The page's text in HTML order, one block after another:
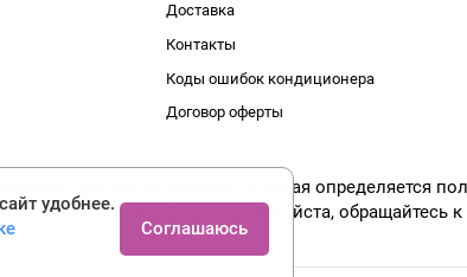
Доставка
Контакты
Коды ошибок кондиционера
Договор оферты
публичной офертой, которая определяется
товаров и (или) услуг, пожалуйста,
удобнее.
Соглашаюсь